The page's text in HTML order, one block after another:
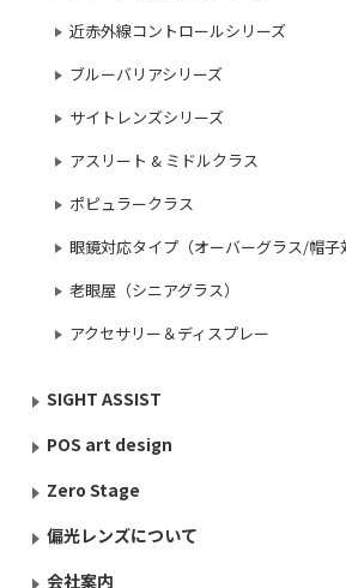
近赤外線コントロールシリーズ
ブルーバリアシリーズ
サイトレンズシリーズ
アスリート & ミドルクラス
ポピュラークラス
眼鏡対応タイプ（オーバーグラス/帽子
老眼屋（シニアグラス）
アクセサリー＆ディスプレー
SIGHT ASSIST
POS art design
Zero Stage
偏光レンズについて
会社案内